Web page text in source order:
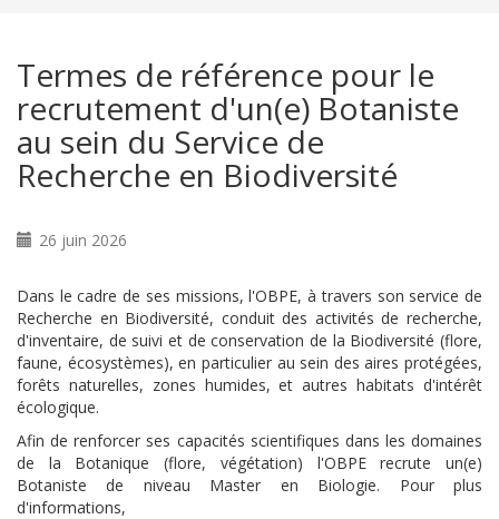
Termes de référence pour le
recrutement d'un(e) Botaniste
au sein du Service de
Recherche en Biodiversité
26 juin 2026
Dans le cadre de ses missions, l'OBPE, à travers son service de
Recherche en Biodiversité, conduit des activités de recherche,
d'inventaire, de suivi et de conservation de la Biodiversité (flore,
faune, écosystèmes), en particulier au sein des aires protégées,
forêts naturelles, zones humides, et autres habitats d'intérêt
écologique.
Afin de renforcer ses capacités scientifiques dans les domaines
de la Botanique (flore, végétation) l'OBPE recrute un(e)
Botaniste de niveau Master en Biologie. Pour plus
d'informations,